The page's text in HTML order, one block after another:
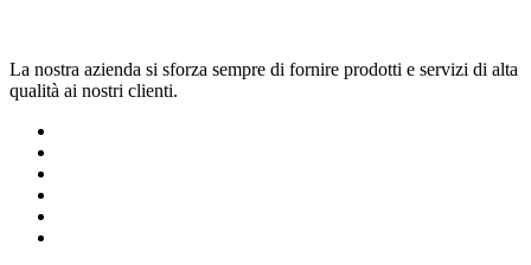
La nostra azienda si sforza sempre di fornire prodotti e servizi di alta
qualità ai nostri clienti.